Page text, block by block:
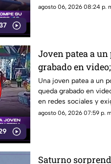
sociales.
agosto 06, 2026 08:24 p.
Joven patea a
grabado en
sancionen
Una joven patea a un
queda grabado en
en redes sociales y
agosto 06, 2026 07:59 p.
Saturno